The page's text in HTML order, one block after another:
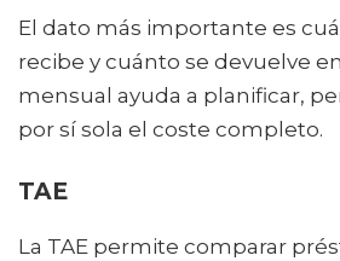
El dato más importante es
recibe y cuánto se devuelve
mensual ayuda a planificar,
por sí sola el coste completo.
TAE
La TAE permite comparar